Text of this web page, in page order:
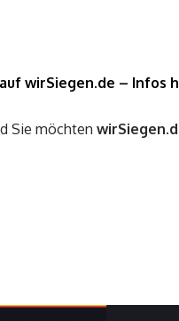
wirSiegen.de – Infos
Sie möchten